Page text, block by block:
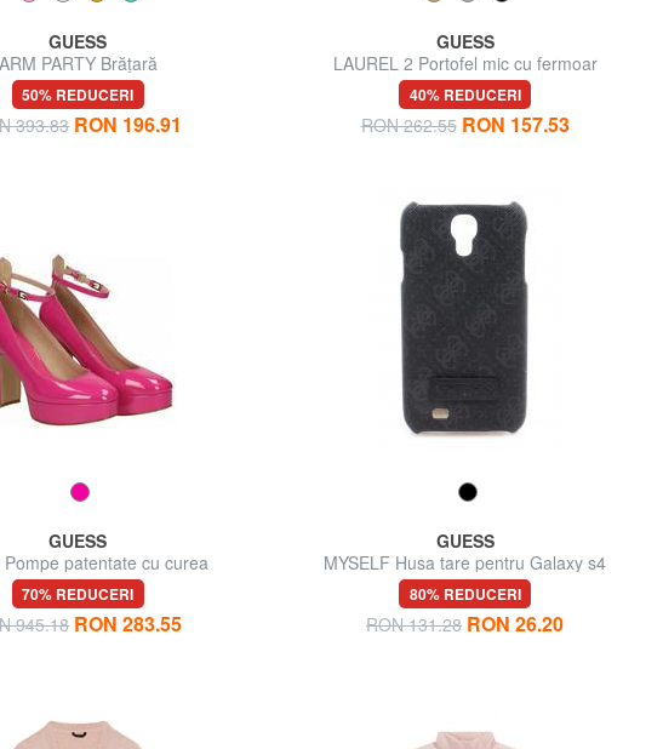
GUESS
PARTY Brăţară
50% REDUCERI
393.83 RON 196.91
GUESS
LAUREL 2 Portofel mic cu fermoar
40% REDUCERI
RON 262.55 RON 157.53
GUESS
Pompe patentate cu curea
70% REDUCERI
945.18 RON 283.55
GUESS
MYSELF Husa tare pentru Galaxy s4
80% REDUCERI
RON 131.28 RON 26.20